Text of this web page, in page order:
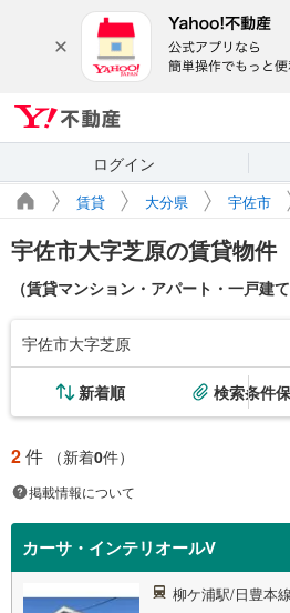
ログイン
賃貸 大分県 宇佐市
宇佐市大字芝原の賃貸物件
（賃貸マンション・アパート・一戸建て
宇佐市大字芝原
新着順 検索条件
2件 （新着0件）
掲載情報について
カーサ・インテリオールV
柳ケ浦駅/日豊本